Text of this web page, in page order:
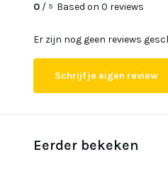
0 / 5 Based on 0 reviews
Er zijn nog geen reviews
Schrijf je eigen review
Eerder bekeken